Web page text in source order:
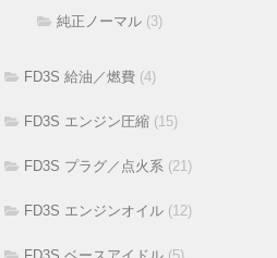
純正ノーマル (3)
FD3S 給油／燃費 (4)
FD3S エンジン圧縮 (15)
FD3S プラグ／点火系 (21)
FD3S エンジンオイル (12)